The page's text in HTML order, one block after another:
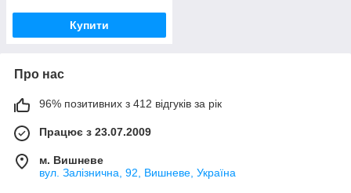
Купити
Про нас
96% позитивних з 412 відгуків за рік
Працює з 23.07.2009
м. Вишневе
вул. Залізнична, 92, Вишневе, Україна